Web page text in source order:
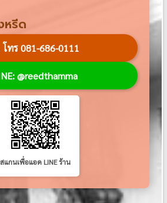
รีด
โทร 081-686-0111
@reedthamma
สแกนเพื่อแอด LINE ร้าน